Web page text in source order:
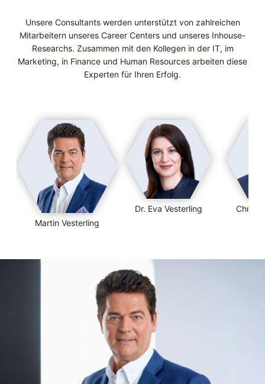
Unsere Consultants werden unterstützt von zahlreichen
Mitarbeitern unseres Career Centers und unseres Inhouse-
Researchs. Zusammen mit den Kollegen in der IT, im
Marketing, in Finance und Human Resources arbeiten diese
Experten für Ihren Erfolg.
Martin Vesterling
Dr. Eva Vesterling